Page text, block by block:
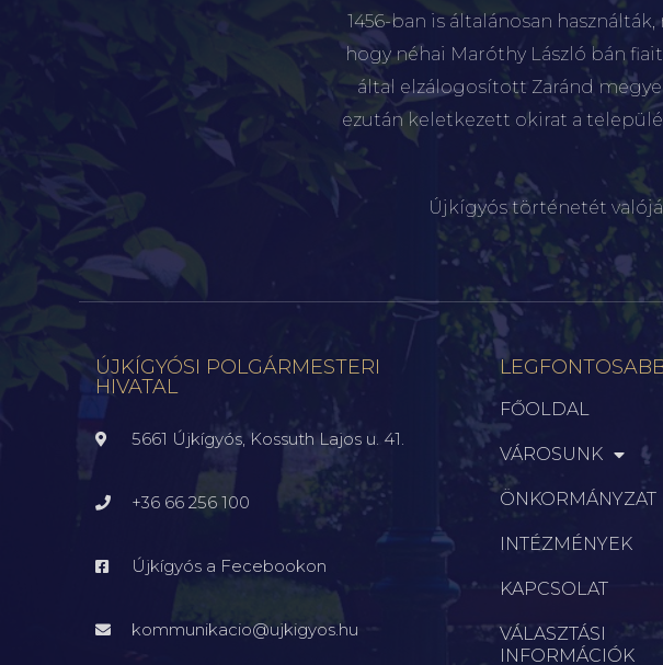
1456-ban is általánosan
hogy néhai Maróthy László bán
által elzálogosított Zaránd
ezután keletkezett okirat a
Újkígyós történetét
ÚJKÍGYÓSI POLGÁRMESTERI
HIVATAL
5661 Újkígyós, Kossuth Lajos u. 41.
+36 66 256 100
Újkígyós a Fecebookon
kommunikacio@ujkigyos.hu
FŐOLDAL
VÁROSUNK
ÖNKORMÁNYZAT
INTÉZMÉNYEK
KAPCSOLAT
VÁLASZTÁSI
INFORMÁCIÓK